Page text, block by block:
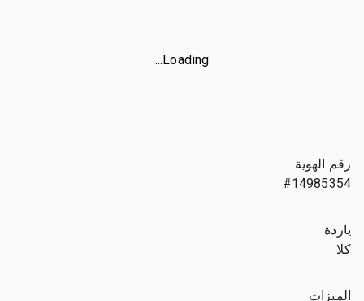
Loading...
رقم الهوية
#14985354
ياردة
كلا
الميزات